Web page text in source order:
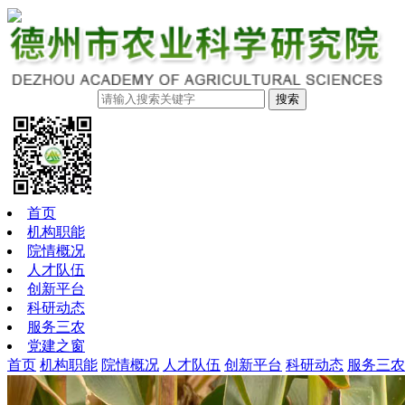
搜索
首页
机构职能
院情概况
人才队伍
创新平台
科研动态
服务三农
党建之窗
首页 机构职能 院情概况 人才队伍 创新平台 科研动态 服务三农